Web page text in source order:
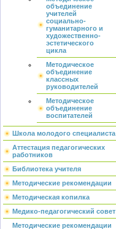
объединение
учителей
социально-
гуманитарного и
художественно-
эстетического
цикла
Методическое
объединение
классных
руководителей
Методическое
объединение
воспитателей
Школа молодого специалиста
Аттестация педагогических
работников
Библиотека учителя
Методические рекомендации
Методическая копилка
Медико-педагогический совет
Методические рекомендации